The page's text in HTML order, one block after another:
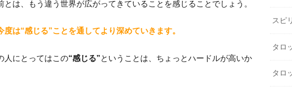
とは、もう違う世界が広がってきていることを感じることでしょう。
度は“感じる”ことを通してより深めていきます。
人にとってはこの“感じる” ということは、ちょっとハードルが高いか
スピ
タロ
タロ